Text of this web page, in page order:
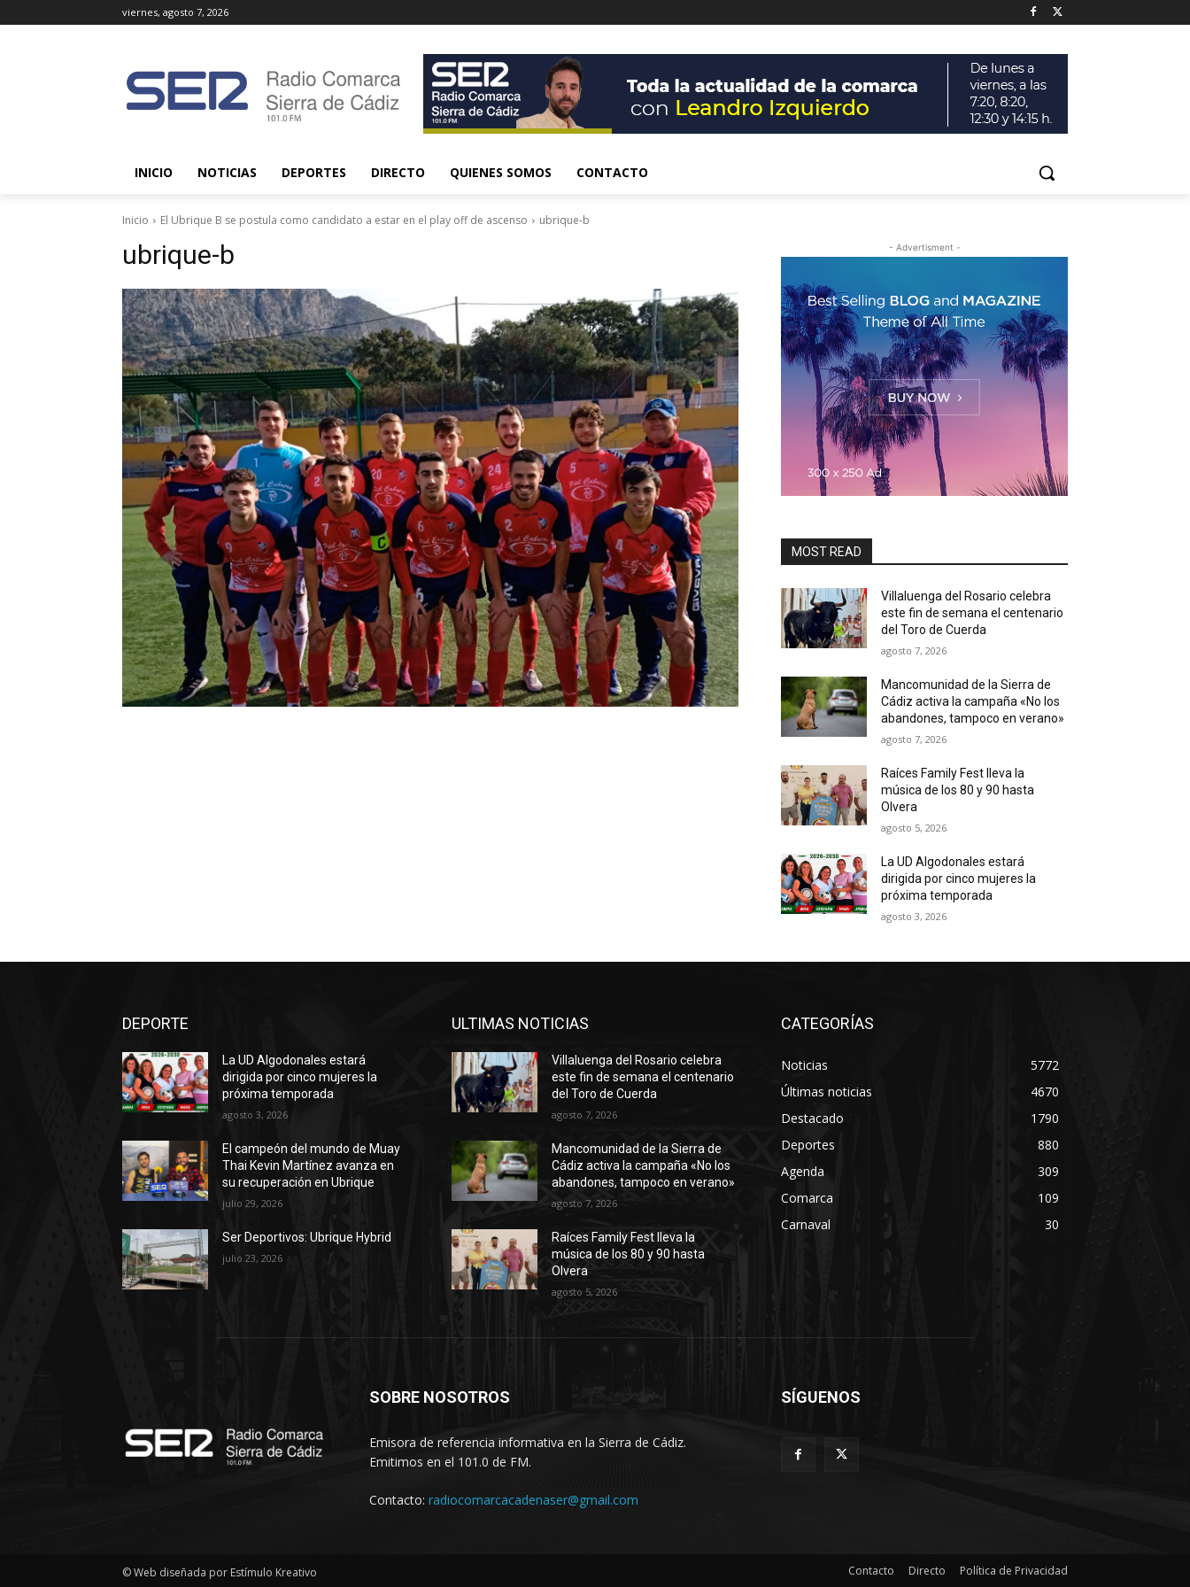
viernes, agosto 7, 2026
INICIO NOTICIAS DEPORTES DIRECTO QUIENES SOMOS CONTACTO
Inicio El Ubrique B se postula como candidato a estar en el play off de ascenso ubrique-b
ubrique-b - Advertisment -
MOST READ
Villaluenga del Rosario celebra
este fin de semana el centenario
del Toro de Cuerda
agosto 7, 2026
Mancomunidad de la Sierra de
Cádiz activa la campaña «No los
abandones, tampoco en verano»
agosto 7, 2026
Raíces Family Fest lleva la
música de los 80 y 90 hasta
Olvera
agosto 5, 2026
La UD Algodonales estará
dirigida por cinco mujeres la
próxima temporada
agosto 3, 2026
DEPORTE
La UD Algodonales estará
dirigida por cinco mujeres la
próxima temporada
agosto 3, 2026
El campeón del mundo de Muay
Thai Kevin Martínez avanza en
su recuperación en Ubrique
julio 29, 2026
Ser Deportivos: Ubrique Hybrid
julio 23, 2026
ULTIMAS NOTICIAS
Villaluenga del Rosario celebra
este fin de semana el centenario
del Toro de Cuerda
agosto 7, 2026
Mancomunidad de la Sierra de
Cádiz activa la campaña «No los
abandones, tampoco en verano»
agosto 7, 2026
Raíces Family Fest lleva la
música de los 80 y 90 hasta
Olvera
agosto 5, 2026
CATEGORÍAS
Noticias
5772
Últimas noticias
4670
Destacado
1790
Deportes
880
Agenda
309
Comarca
109
Carnaval
30
SOBRE NOSOTROS
Emisora de referencia informativa en la Sierra de Cádiz.
Emitimos en el 101.0 de FM.
Contacto: radiocomarcacadenaser@gmail.com
SÍGUENOS
© Web diseñada por Estímulo Kreativo Contacto Directo Política de Privacidad